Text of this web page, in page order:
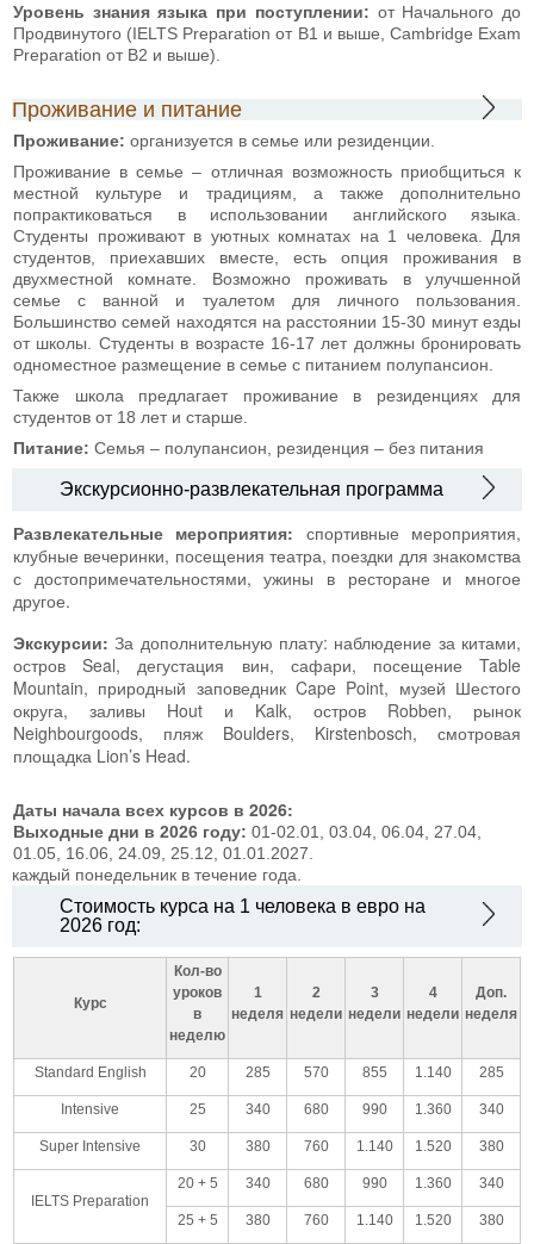
Уровень знания языка при поступлении: от Начального до
Продвинутого (IELTS Preparation от В1 и выше, Cambridge Exam
Preparation от В2 и выше).
Проживание и питание
Проживание: организуется в семье или резиденции.
Проживание в семье – отличная возможность приобщиться к
местной культуре и традициям, а также дополнительно
попрактиковаться в использовании английского языка.
Студенты проживают в уютных комнатах на 1 человека. Для
студентов, приехавших вместе, есть опция проживания в
двухместной комнате. Возможно проживать в улучшенной
семье с ванной и туалетом для личного пользования.
Большинство семей находятся на расстоянии 15-30 минут езды
от школы. Студенты в возрасте 16-17 лет должны бронировать
одноместное размещение в семье с питанием полупансион.
Также школа предлагает проживание в резиденциях для
студентов от 18 лет и старше.
Питание: Семья – полупансион, резиденция – без питания
Экскурсионно-развлекательная программа
Развлекательные мероприятия: спортивные мероприятия,
клубные вечеринки, посещения театра, поездки для знакомства
с достопримечательностями, ужины в ресторане и многое
другое.
Экскурсии: За дополнительную плату: наблюдение за китами,
остров Seal, дегустация вин, сафари, посещение Table
Mountain, природный заповедник Cape Point, музей Шестого
округа, заливы Hout и Kalk, остров Robben, рынок
Neighbourgoods, пляж Boulders, Kirstenbosch, смотровая
площадка Lion’s Head.
Даты начала всех курсов в 2026:
Выходные дни в 2026 году: 01-02.01, 03.04, 06.04, 27.04,
01.05, 16.06, 24.09, 25.12, 01.01.2027.
каждый понедельник в течение года.
Стоимость курса на 1 человека в евро на
2026 год:
Курс
Кол-во
уроков
в
неделю
1
неделя
2
недели
3
недели
4
недели
Доп.
неделя
Standard English 20 285 570 855 1.140 285
Intensive 25 340 680 990 1.360 340
Super Intensive 30 380 760 1.140 1.520 380
IELTS Preparation
20 + 5 340 680 990 1.360 340
25 + 5 380 760 1.140 1.520 380